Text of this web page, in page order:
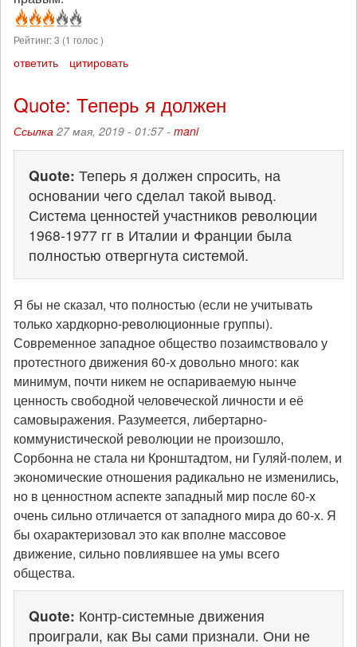
Рейтинг:3 (1 голос )
ответить цитировать
Quote: Теперь я должен
Ссылка 27 мая, 2019 - 01:57 - mani
Quote: Теперь я должен спросить, на
основании чего сделал такой вывод.
Система ценностей участников революции
1968-1977 гг в Италии и Франции была
полностью отвергнута системой.
Я бы не сказал, что полностью (если не учитывать
только хардкорно-революционные группы).
Современное западное общество позаимствовало у
протестного движения 60-х довольно много: как
минимум, почти никем не оспариваемую нынче
ценность свободной человеческой личности и её
самовыражения. Разумеется, либертарно-
коммунистической революции не произошло,
Сорбонна не стала ни Кронштадтом, ни Гуляй-полем, и
экономические отношения радикально не изменились,
но в ценностном аспекте западный мир после 60-х
очень сильно отличается от западного мира до 60-х. Я
бы охарактеризовал это как вполне массовое
движение, сильно повлиявшее на умы всего
общества.
Quote: Контр-системные движения
проиграли, как Вы сами признали. Они не